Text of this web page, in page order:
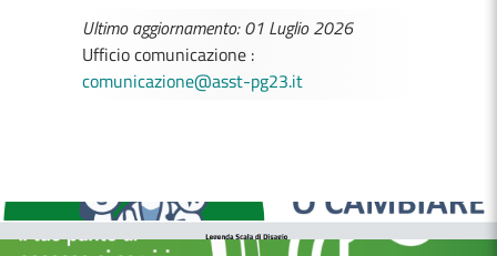
Ultimo aggiornamento: 01 Luglio 2026
Ufficio comunicazione :
comunicazione@asst-pg23.it
BOLLETTINI DISAGIO DA CALORE
CASE DI COMUNITÀ
OSPEDALE DI COMUNITÀ